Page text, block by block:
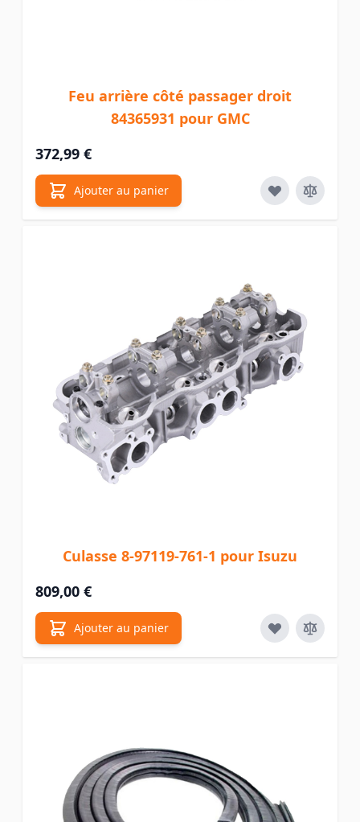
Feu arrière côté passager droit
84365931 pour GMC
372,99 €
Ajouter au panier
Culasse 8-97119-761-1 pour Isuzu
809,00 €
Ajouter au panier